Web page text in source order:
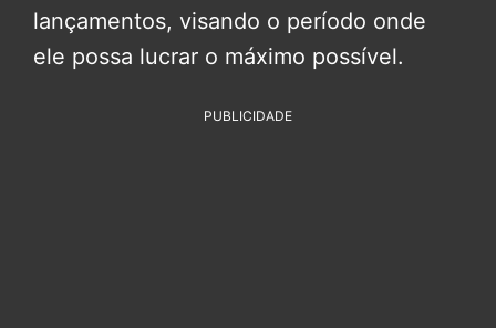
lançamentos, visando o período onde
ele possa lucrar o máximo possível.
PUBLICIDADE